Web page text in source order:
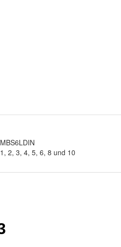
MBS6LDIN
1, 2, 3, 4, 5, 6, 8 und 10